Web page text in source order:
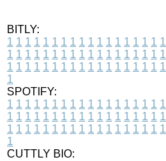
BITLY:
1 1 1 1 1 1 1 1 1 1 1 1 1 1 1 1 1 1
1 1 1 1 1 1 1 1 1 1 1 1 1 1 1 1 1 1
1 1 1 1 1 1 1 1 1 1 1 1 1 1 1 1 1 1
1
SPOTIFY:
1 1 1 1 1 1 1 1 1 1 1 1 1 1 1 1 1 1
1 1 1 1 1 1 1 1 1 1 1 1 1 1 1 1 1 1
1 1 1 1 1 1 1 1 1 1 1 1 1 1 1 1 1 1
1
CUTTLY BIO: